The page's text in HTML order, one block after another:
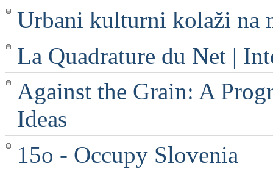
Urbani kulturni kolaži na
La Quadrature du Net |
Against the Grain: A
Ideas
15o - Occupy Slovenia